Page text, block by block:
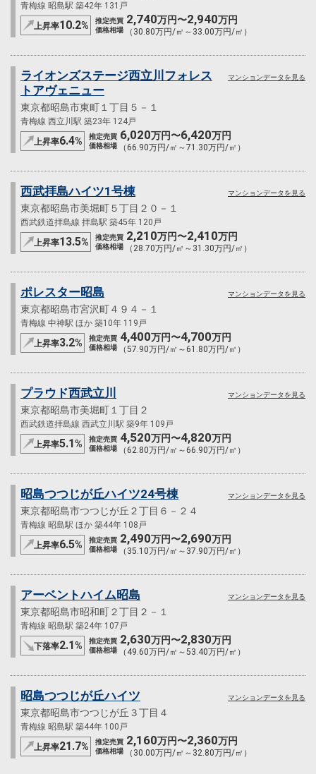
青梅線 昭島駅 築42年 131戸
上昇率10.2%
推定売買
価格相場
2,740万円〜2,940万円
（30.80万円/㎡～33.00万円/㎡）
ライオンズステージ西立川フォレス
トアヴェニュー
東京都昭島市東町１丁目５－１
青梅線 西立川駅 築23年 124戸
上昇率6.4%
推定売買
価格相場
6,020万円〜6,420万円
（66.90万円/㎡～71.30万円/㎡）
マンションデータを見る
西武拝島ハイツ1号棟
東京都昭島市美堀町５丁目２０－１
西武鉄道拝島線 拝島駅 築45年 120戸
上昇率13.5%
推定売買
価格相場
2,210万円〜2,410万円
（28.70万円/㎡～31.30万円/㎡）
マンションデータを見る
ポレスター昭島
東京都昭島市宮沢町４９４－１
青梅線 中神駅 ほか 築10年 119戸
上昇率3.2%
推定売買
価格相場
4,400万円〜4,700万円
（57.90万円/㎡～61.80万円/㎡）
マンションデータを見る
プラウド西武立川
東京都昭島市美堀町１丁目２
西武鉄道拝島線 西武立川駅 築9年 109戸
上昇率5.1%
推定売買
価格相場
4,520万円〜4,820万円
（62.80万円/㎡～66.90万円/㎡）
マンションデータを見る
昭島つつじが丘ハイツ24号棟
東京都昭島市つつじが丘２丁目６－２４
青梅線 昭島駅 ほか 築44年 108戸
上昇率6.5%
推定売買
価格相場
2,490万円〜2,690万円
（35.10万円/㎡～37.90万円/㎡）
マンションデータを見る
アーベントハイム昭島
東京都昭島市昭和町２丁目２－１
青梅線 昭島駅 築24年 107戸
下落率2.1%
推定売買
価格相場
2,630万円〜2,830万円
（49.60万円/㎡～53.40万円/㎡）
マンションデータを見る
昭島つつじが丘ハイツ
東京都昭島市つつじが丘３丁目４
青梅線 昭島駅 築44年 100戸
上昇率21.7%
推定売買
価格相場
2,160万円〜2,360万円
（30.00万円/㎡～32.80万円/㎡）
マンションデータを見る